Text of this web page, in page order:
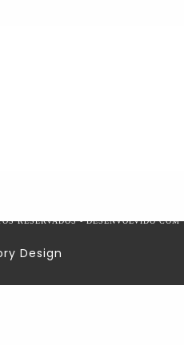
RESERVADOS - DESENVOLVIDO COM
Design